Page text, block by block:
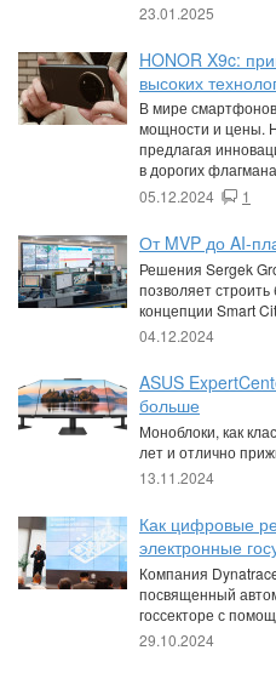
23.01.2025
HONOR X9c:
высоких
В мире
мощности и цены.
предлагая
в дорогих
05.12.2024
1
От MVP до AI-
Решения Sergek
позволяет
концепции Smart
04.12.2024
ASUS
больше
Моноблоки, как
лет и отлично
13.11.2024
Как цифровые
электронные
Компания
посвященный
госсекторе с
29.10.2024